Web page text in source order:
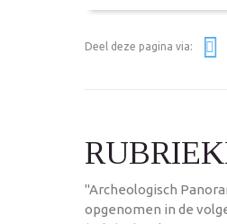
Deel deze pagina via:
"Archeologisch
opgenomen in de